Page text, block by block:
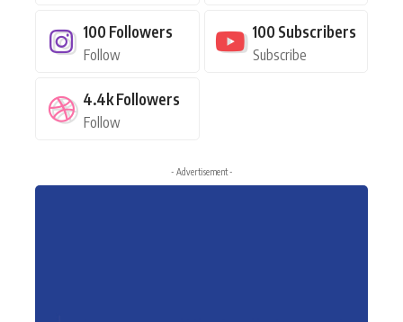
100 Followers
Follow
100 Subscribers
Subscribe
4.4kFollowers
Follow
- Advertisement -